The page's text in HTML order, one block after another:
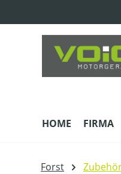
HOME FIRMA
Forst